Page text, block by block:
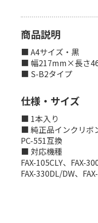
商品説明
■ A4サイズ・黒
■ 幅217mm×長さ
■ S-B2タイプ
仕様・サイズ
■ 1本入り
■ 純正品インクリボ
PC-551互換
■ 対応機種
FAX-105CLY、FAX-
FAX-330DL/DW、